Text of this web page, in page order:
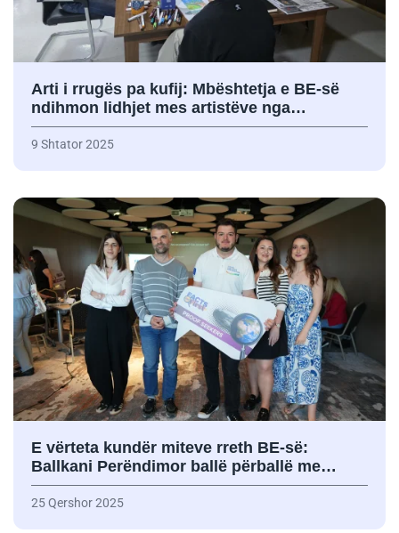
Arti i rrugës pa kufij: Mbështetja e BE-së
ndihmon lidhjet mes artistëve nga…
9 Shtator 2025
E vërteta kundër miteve rreth BE-së:
Ballkani Perëndimor ballë përballë me…
25 Qershor 2025